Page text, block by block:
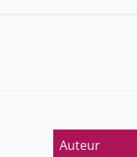
Auteur